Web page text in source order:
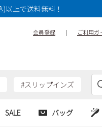
)以上で送料無料！
会員登録 | ご利用ガ
#スリップインズ
SALE バッグ